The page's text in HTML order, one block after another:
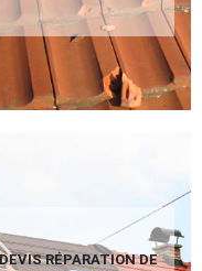
DEVIS RÉPARATION DE